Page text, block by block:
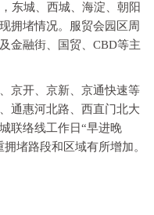
东城、西城、海淀、朝阳
拥堵情况。服贸会园区周
金融街、国贸、CBD等主
京开、京新、京通快速等
通惠河北路、西直门北大
联络线工作日“早进晚
堵路段和区域有所增加。